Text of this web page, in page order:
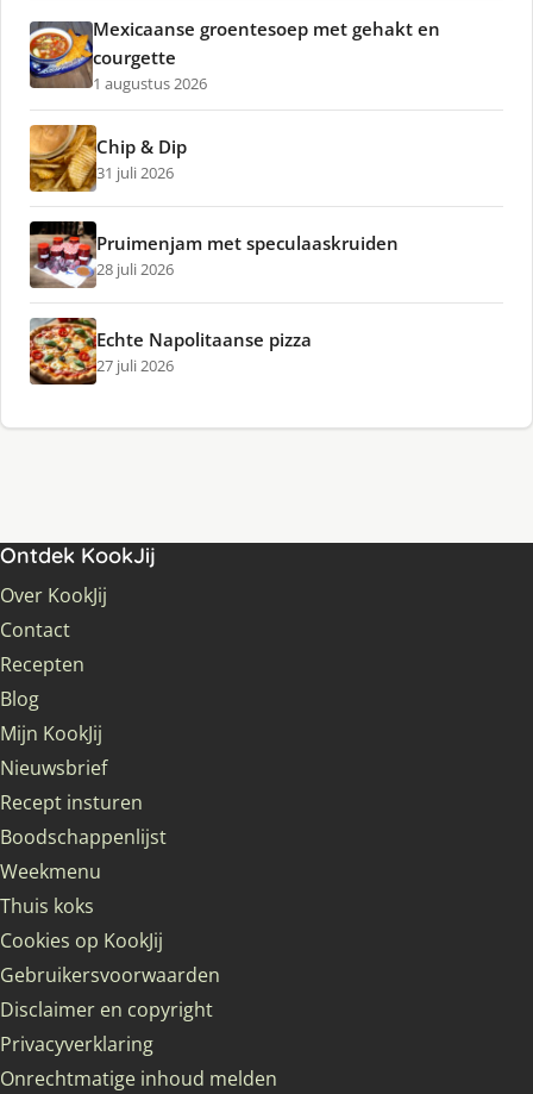
Mexicaanse groentesoep met gehakt en
courgette
1 augustus 2026
Chip & Dip
31 juli 2026
Pruimenjam met speculaaskruiden
28 juli 2026
Echte Napolitaanse pizza
27 juli 2026
Ontdek KookJij
Over KookJij
Contact
Recepten
Blog
Mijn KookJij
Nieuwsbrief
Recept insturen
Boodschappenlijst
Weekmenu
Thuis koks
Cookies op KookJij
Gebruikersvoorwaarden
Disclaimer en copyright
Privacyverklaring
Onrechtmatige inhoud melden